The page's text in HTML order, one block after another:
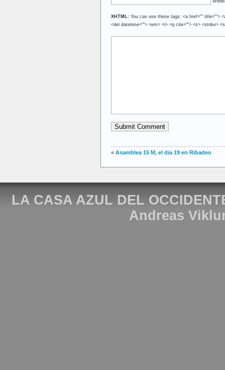
XHTML: You can use these tags: <a href="" title="">
<del datetime=""> <em> <i> <q cite=""> <s> <strike>
« Asamblea 15 M, el dia 19 en Ribadeo
LA CASA AZUL DEL
Andreas